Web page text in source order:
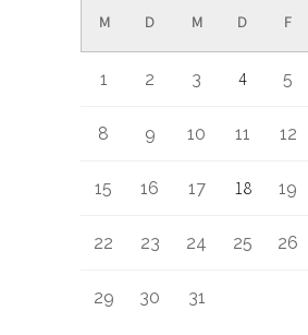
M D M D F
1 2 3 4 5
8 9 10 11 12
15 16 17 18 19
22 23 24 25 26
29 30 31